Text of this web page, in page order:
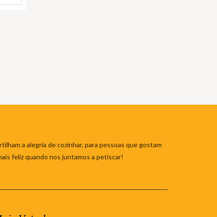
a alegria de cozinhar, para pessoas que gostam
feliz quando nos juntamos a petiscar!